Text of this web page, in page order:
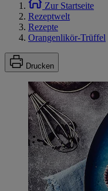
Zur Startseite
Rezeptwelt
Rezepte
Orangenlikör-Trüffel
Drucken